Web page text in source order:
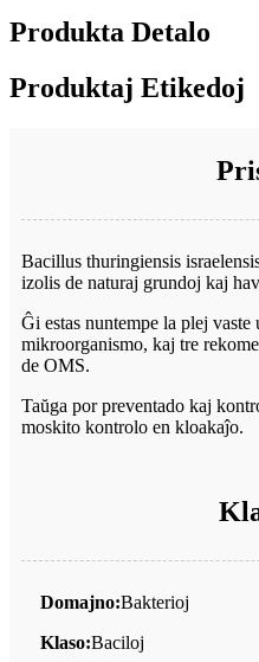
Produkta Detalo
Produktaj Etikedoj
Bacillus thuringiensis
izolis de naturaj grundoj kaj
Ĝi estas nuntempe la plej
mikroorganismo, kaj tre
de OMS.
Taŭga por preventado kaj
moskito kontrolo en kloakaĵo.
Domajno:Bakterioj
Klaso:Baciloj